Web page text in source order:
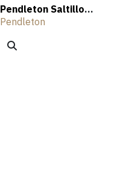
Pendleton Saltillo
Sunset Graphic Tee
Pendleton